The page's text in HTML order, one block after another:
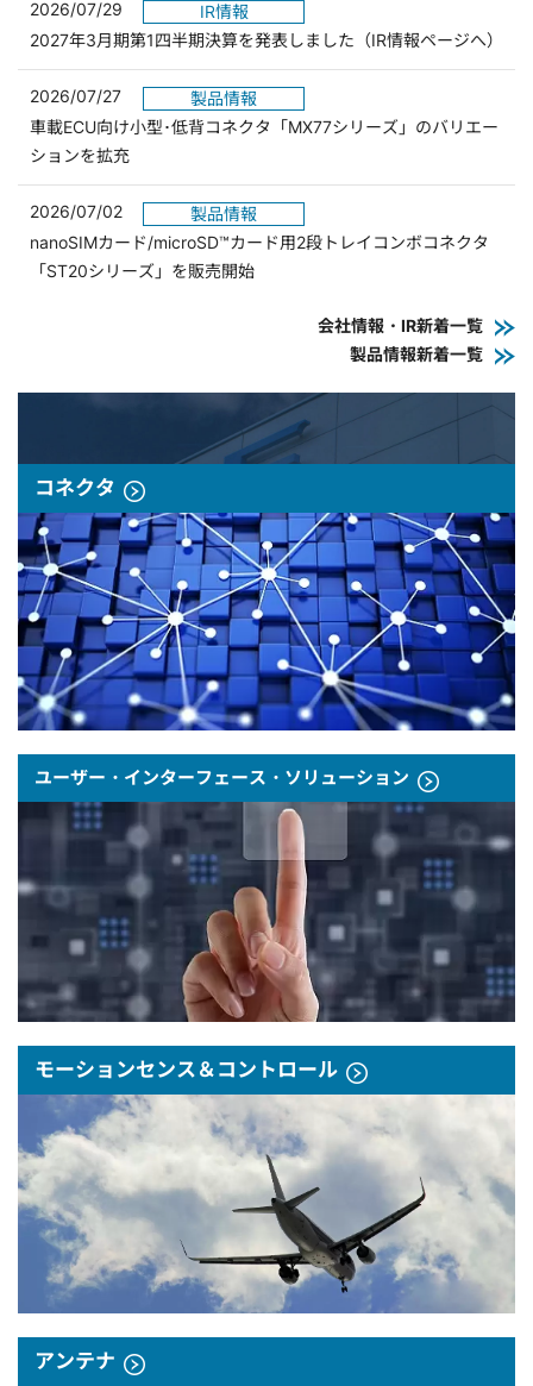
2026/07/29
IR情報
2027年3月期第1四半期決算を発表しました（IR情報ページへ）
2026/07/27
製品情報
車載ECU向け小型･低背コネクタ「MX77シリーズ」のバリエー
ションを拡充
2026/07/02
製品情報
nanoSIMカード/microSD™カード用2段トレイコンボコネクタ
「ST20シリーズ」を販売開始
会社情報・IR新着一覧
製品情報新着一覧
コネクタ
ユーザー・インターフェース・ソリューション
モーションセンス＆コントロール
アンテナ